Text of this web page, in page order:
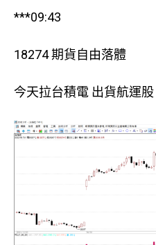
***09:43
18274 期貨自由落體
今天拉台積電 出貨航運